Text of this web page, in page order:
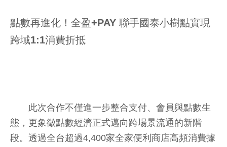
點數再進化！全盈+PAY 聯手國泰小樹點實現
跨域1:1消費折抵
此次合作不僅進一步整合支付、會員與點數生
態，更象徵點數經濟正式邁向跨場景流通的新階
段。透過全台超過4,400家全家便利商店高頻消費據